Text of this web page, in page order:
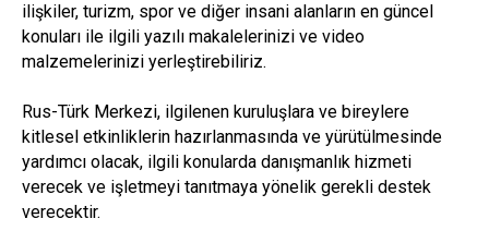
ilişkiler, turizm, spor ve diğer insani alanların en güncel
konuları ile ilgili yazılı makalelerinizi ve video
malzemelerinizi yerleştirebiliriz.
Rus-Türk Merkezi, ilgilenen kuruluşlara ve bireylere
kitlesel etkinliklerin hazırlanmasında ve yürütülmesinde
yardımcı olacak, ilgili konularda danışmanlık hizmeti
verecek ve işletmeyi tanıtmaya yönelik gerekli destek
verecektir.